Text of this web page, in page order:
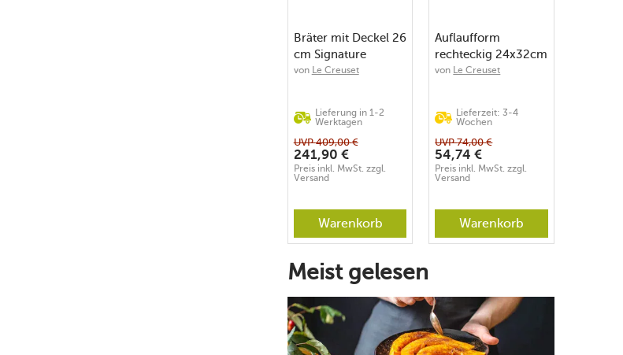
Bräter mit Deckel 26
cm Signature
Meringue
von Le Creuset
Lieferung in 1-2
Werktagen
UVP409,00 €
241,90 €
Preis inkl. MwSt. zzgl.
Versand
Warenkorb
Auflaufform
rechteckig 24x32cm
schwarz glänzend
von Le Creuset
Lieferzeit: 3-4
Wochen
UVP74,00 €
54,74 €
Preis inkl. MwSt. zzgl.
Versand
Warenkorb
Meist gelesen